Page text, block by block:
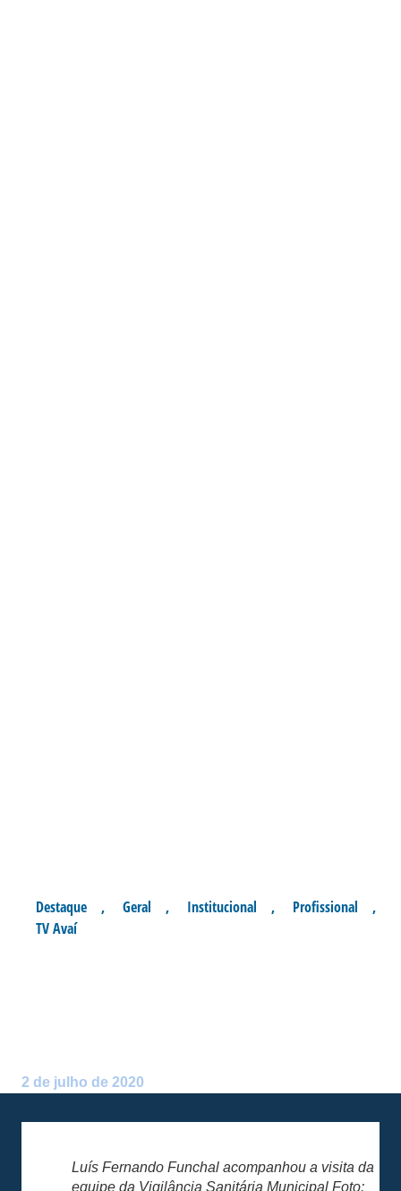
Destaque , Geral , Institucional , Profissional
,
TV Avaí
2 de julho de 2020
Luís Fernando Funchal acompanhou a visita da
equipe da Vigilância Sanitária Municipal Foto: